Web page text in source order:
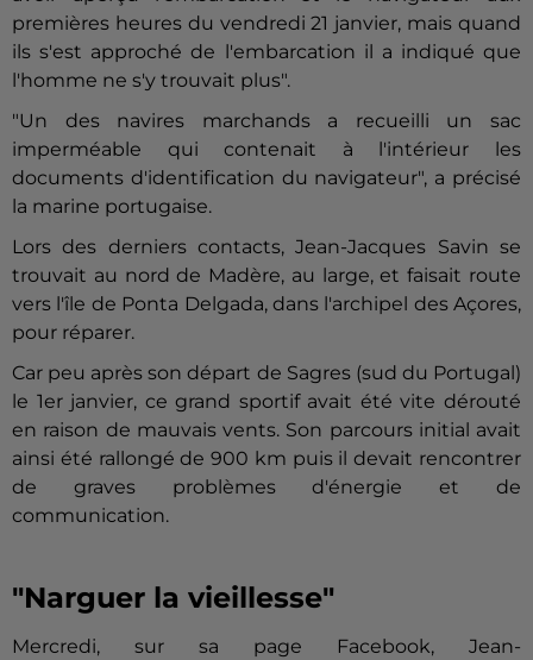
premières heures du vendredi 21 janvier, mais quand
ils s'est approché de l'embarcation il a indiqué que
l'homme ne s'y trouvait plus".
"Un des navires marchands a recueilli un sac
imperméable qui contenait à l'intérieur les
documents d'identification du navigateur", a précisé
la marine portugaise.
Lors des derniers contacts, Jean-Jacques Savin se
trouvait au nord de Madère, au large, et faisait route
vers l'île de Ponta Delgada, dans l'archipel des Açores,
pour réparer.
Car peu après son départ de Sagres (sud du Portugal)
le 1er janvier, ce grand sportif avait été vite dérouté
en raison de mauvais vents. Son parcours initial avait
ainsi été rallongé de 900 km puis il devait rencontrer
de graves problèmes d'énergie et de
communication.
"Narguer la vieillesse"
Mercredi, sur sa page Facebook, Jean-